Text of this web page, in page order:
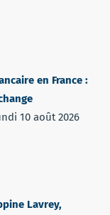
en France :
10 août 2026
Lavrey,